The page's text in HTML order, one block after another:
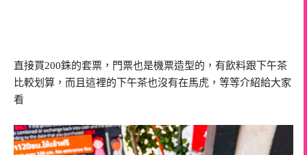
直接買200銖的套票，門票也是機票造型的，有飲料跟下午茶
比較划算，而且這裡的下午茶也沒有在馬虎，等等介紹給大家
看